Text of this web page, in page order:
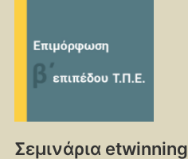
Σεμινάρια etwinning